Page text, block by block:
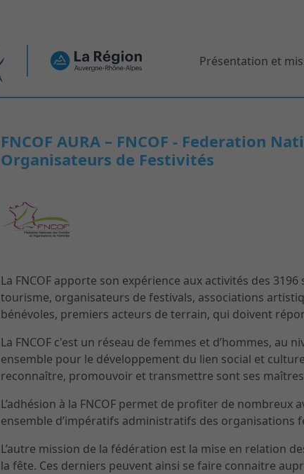
Présentation et
FNCOF AURA – FNCOF - Federation
Organisateurs de Festivités
La FNCOF apporte son expérience aux activités des
tourisme, organisateurs de festivals, associations
bénévoles, premiers acteurs de terrain, qui doivent
La FNCOF c'est un réseau de femmes et d’hommes,
ensemble pour le développement du lien social et
reconnaître, promouvoir et transmettre sont ses
L’adhésion à la FNCOF permet de profiter de
ensemble d’impératifs administratifs des organisations
L’autre mission de la fédération est la mise en relation
la fête. Ces derniers peuvent ainsi se faire connaitre